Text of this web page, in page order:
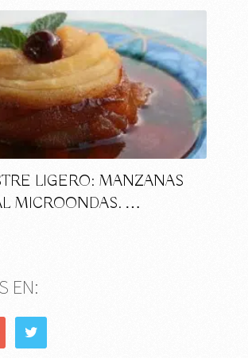
LIGERO: MANZANAS
MICROONDAS. …
EN: